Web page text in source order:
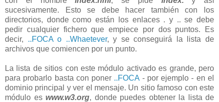
sucesivamente. Esto se debe hacer también con los
directorios, donde como están los enlaces . y .. se debe
pedir cualquier fichero que empiece por dos puntos. Es
decir, ..FOCA o ..Whaetever, y se conseguirá la lista de
archivos que comiencen por un punto.
La lista de sitios con este módulo activado es grande, pero
para probarlo basta con poner ..FOCA - por ejemplo - en el
dominio principal y ver el mensaje. Un sitio famoso con este
módulo es www.w3.org, donde puedes obtener la lista de